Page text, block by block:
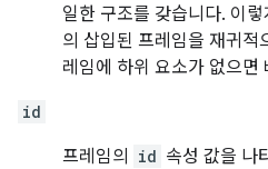
일한 구조를 갖습니다. 이
의 삽입된 프레임을 재귀적
레임에 하위 요소가 없으면
id
프레임의 id 속성 값을 나